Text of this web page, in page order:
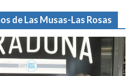
de Las Musas-Las Rosas